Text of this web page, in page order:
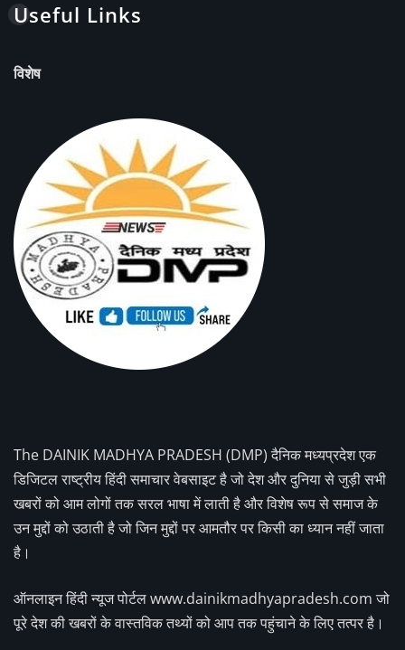
Useful Links
विशेष
The DAINIK MADHYA PRADESH (DMP) दैनिक मध्यप्रदेश एक
डिजिटल राष्ट्रीय हिंदी समाचार वेबसाइट है जो देश और दुनिया से जुड़ी सभी
खबरों को आम लोगों तक सरल भाषा में लाती है और विशेष रूप से समाज के
उन मुद्दों को उठाती है जो जिन मुद्दों पर आमतौर पर किसी का ध्यान नहीं जाता
है।
ऑनलाइन हिंदी न्यूज पोर्टल www.dainikmadhyapradesh.com जो
पूरे देश की खबरों के वास्तविक तथ्यों को आप तक पहुंचाने के लिए तत्पर है।